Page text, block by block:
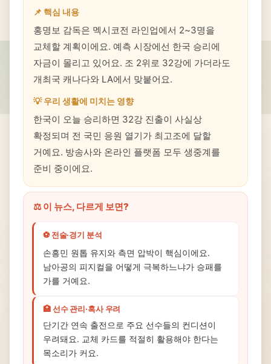
📌 핵심 내용
홍명보 감독은 멕시코전 라인업에서 2~3명을
교체할 계획이에요. 예측 시장에선 한국 승리에
자금이 몰리고 있어요. 조 2위로 32강에 가더라도
개최국 캐나다와 LA에서 맞붙어요.
💡 우리 생활에 미치는 영향
한국이 오늘 승리하면 32강 진출이 사실상
확정되며 전 국민 응원 열기가 최고조에 달할
거예요. 방송사와 온라인 플랫폼 모두 생중계를
준비 중이에요.
⚖️ 이 뉴스, 다르게 보면?
⚽ 전술·경기 분석
손흥민 원톱 유지와 측면 압박이 핵심이에요.
남아공의 피지컬을 어떻게 극복하느냐가 승패를
가를 거예요.
🏥 선수 관리·혹사 우려
단기간 연속 출전으로 주요 선수들의 컨디션이
우려돼요. 교체 카드를 적절히 활용해야 한다는
목소리가 커요.